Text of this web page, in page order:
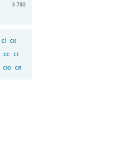
3 780
сі ск
сс ст
сю ся